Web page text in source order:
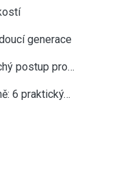
generace
postup pro…
6 praktický…